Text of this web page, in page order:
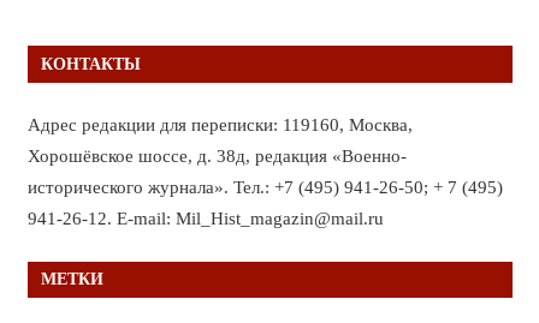
КОНТАКТЫ
Адрес редакции для переписки: 119160, Москва,
Хорошёвское шоссе, д. 38д, редакция «Военно-
исторического журнала». Тел.: +7 (495) 941-26-50; + 7 (495)
941-26-12. E-mail: Mil_Hist_magazin@mail.ru
МЕТКИ